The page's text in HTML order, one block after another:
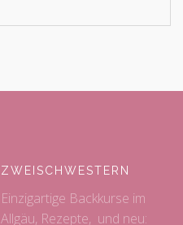
ZWEISCHWESTERN
Einzigartige Backkurse im
Allgäu, Rezepte, und neu: